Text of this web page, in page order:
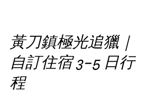
黃刀鎮極光追獵｜
自訂住宿 3–5 日行
程